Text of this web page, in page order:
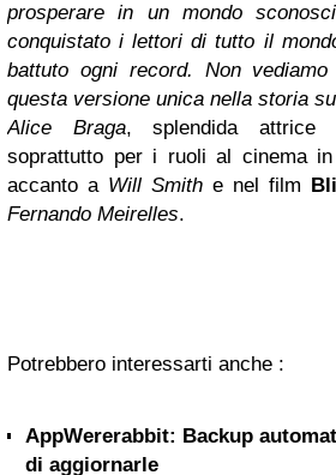
prosperare in un mondo
conquistato i lettori di tutto il
battuto ogni record. Non vediamo
questa versione unica nella storia
Alice Braga, splendida attrice
soprattutto per i ruoli al cinema in
accanto aWill Smith e nel film
Fernando Meirelles.
Potrebbero interessarti anche :
AppWererabbit: Backup
di aggiornarle